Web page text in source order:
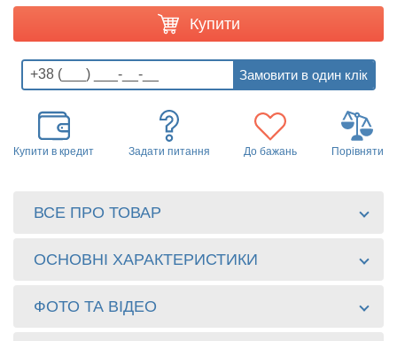
Купити
Купити в кредит Задати питання До бажань Порівняти
ВСЕ ПРО ТОВАР
ОСНОВНІ ХАРАКТЕРИСТИКИ
ФОТО ТА ВІДЕО